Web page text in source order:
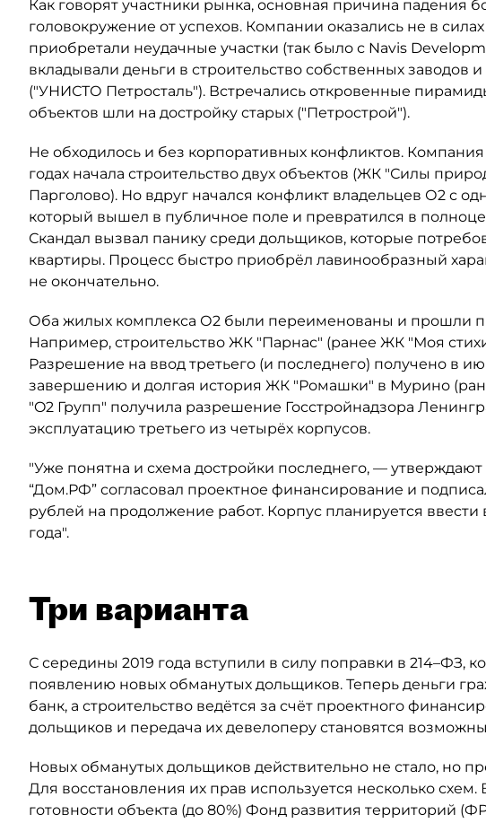
Как говорят участники рынка, основная причина падения
головокружение от успехов. Компании оказались не в
приобретали неудачные участки (так было с Navis
вкладывали деньги в строительство собственных заводов
("УНИСТО Петросталь"). Встречались откровенные
объектов шли на достройку старых ("Петрострой").
Не обходилось и без корпоративных конфликтов.
годах начала строительство двух объектов (ЖК "Силы
Парголово). Но вдруг начался конфликт владельцев О2 с
который вышел в публичное поле и превратился в
Скандал вызвал панику среди дольщиков, которые
квартиры. Процесс быстро приобрёл лавинообразный
не окончательно.
Оба жилых комплекса О2 были переименованы и прошли
Например, строительство ЖК "Парнас" (ранее ЖК "Моя
Разрешение на ввод третьего (и последнего) получено в
завершению и долгая история ЖК "Ромашки" в Мурино
"O2 Групп" получила разрешение Госстройнадзора
эксплуатацию третьего из четырёх корпусов.
"Уже понятна и схема достройки последнего, —
“Дом.РФ” согласовал проектное финансирование и
рублей на продолжение работ. Корпус планируется ввести
года".
Три варианта
С середины 2019 года вступили в силу поправки в 214–ФЗ,
появлению новых обманутых дольщиков. Теперь деньги
банк, а строительство ведётся за счёт проектного
дольщиков и передача их девелоперу становятся
Новых обманутых дольщиков действительно не стало, но
Для восстановления их прав используется несколько схем.
готовности объекта (до 80%) Фонд развития территорий